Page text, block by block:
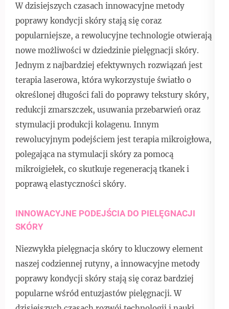
W dzisiejszych czasach innowacyjne metody
poprawy kondycji skóry stają się coraz
popularniejsze, a rewolucyjne technologie otwierają
nowe możliwości w dziedzinie pielęgnacji skóry.
Jednym z najbardziej efektywnych rozwiązań jest
terapia laserowa, która wykorzystuje światło o
określonej długości fali do poprawy tekstury skóry,
redukcji zmarszczek, usuwania przebarwień oraz
stymulacji produkcji kolagenu. Innym
rewolucyjnym podejściem jest terapia mikroigłowa,
polegająca na stymulacji skóry za pomocą
mikroigiełek, co skutkuje regeneracją tkanek i
poprawą elastyczności skóry.
INNOWACYJNE PODEJŚCIA DO PIELĘGNACJI
SKÓRY
Niezwykła pielęgnacja skóry to kluczowy element
naszej codziennej rutyny, a innowacyjne metody
poprawy kondycji skóry stają się coraz bardziej
popularne wśród entuzjastów pielęgnacji. W